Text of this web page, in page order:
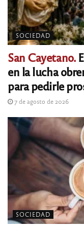
SOCIEDAD
San Cayetano.
en la lucha
para pedirle
7 de agosto de 2026
SOCIEDAD